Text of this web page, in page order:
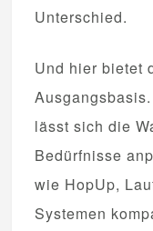
Unterschied.
Und hier bietet
lässt sich die
Bedürfnisse
wie HopUp,
Systemen